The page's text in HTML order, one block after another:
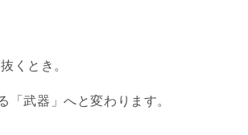
くとき。
「武器」へと変わります。